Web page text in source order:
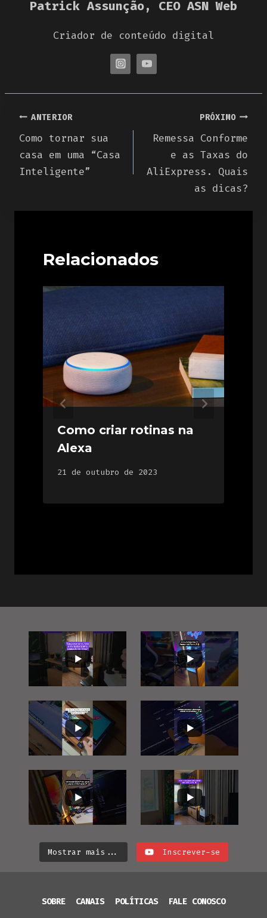
Patrick Assunção, CEO ASN Web
Criador de conteúdo digital
Navegação
de
Post
ANTERIOR
Como tornar sua
casa em uma “Casa
Inteligente”
PRÓXIMO
Remessa Conforme
e as Taxas do
AliExpress. Quais
as dicas?
Relacionados
Como criar rotinas na
Alexa
21 de outubro de 2023
Mostrar mais... Inscrever-se
SOBRE CANAIS POLÍTICAS FALE CONOSCO